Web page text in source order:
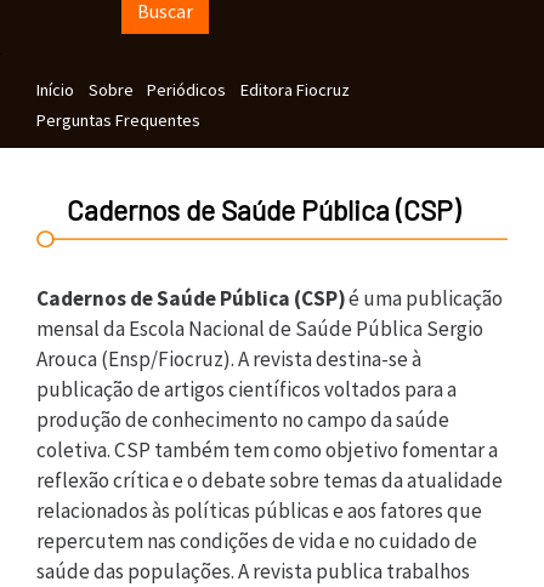
Navegação principal
Início Sobre Periódicos
Editora Fiocruz
Perguntas Frequentes
Cadernos de Saúde Pública (CSP)
Cadernos de Saúde Pública (CSP)é uma publicação
mensal da Escola Nacional de Saúde Pública Sergio
Arouca (Ensp/Fiocruz). A revista destina-se à
publicação de artigos científicos voltados para a
produção de conhecimento no campo da saúde
coletiva. CSP também tem como objetivo fomentar a
reflexão crítica e o debate sobre temas da atualidade
relacionados às políticas públicas e aos fatores que
repercutem nas condições de vida e no cuidado de
saúde das populações. A revista publica trabalhos